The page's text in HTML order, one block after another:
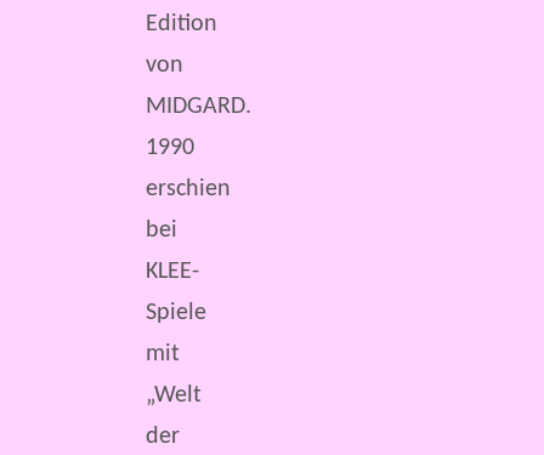
Edition
von
MIDGARD.
1990
erschien
bei
KLEE-
Spiele
mit
„Welt
der